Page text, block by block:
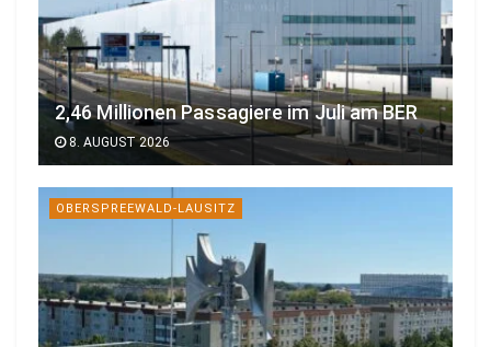
2,46 Millionen Passagiere im Juli am BER
8. AUGUST 2026
OBERSPREEWALD-LAUSITZ